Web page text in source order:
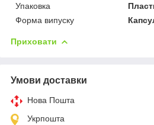
Упаковка
Форма випуску
Приховати
Умови доставки
Нова Пошта
Укрпошта